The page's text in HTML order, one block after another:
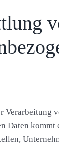
Verarbeitung
Daten kommt